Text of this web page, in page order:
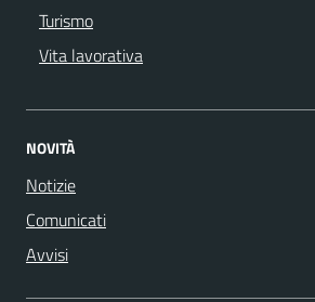
Turismo
Vita lavorativa
NOVITÀ
Notizie
Comunicati
Avvisi